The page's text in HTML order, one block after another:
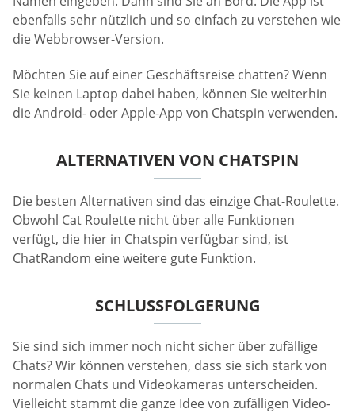
ebenfalls sehr nützlich und so einfach zu verstehen wie
die Webbrowser-Version.
Möchten Sie auf einer Geschäftsreise chatten? Wenn
Sie keinen Laptop dabei haben, können Sie weiterhin
die Android- oder Apple-App von Chatspin verwenden.
ALTERNATIVEN VON CHATSPIN
Die besten Alternativen sind das einzige Chat-Roulette.
Obwohl Cat Roulette nicht über alle Funktionen
verfügt, die hier in Chatspin verfügbar sind, ist
ChatRandom eine weitere gute Funktion.
SCHLUSSFOLGERUNG
Sie sind sich immer noch nicht sicher über zufällige
Chats? Wir können verstehen, dass sie sich stark von
normalen Chats und Videokameras unterscheiden.
Vielleicht stammt die ganze Idee von zufälligen Video-